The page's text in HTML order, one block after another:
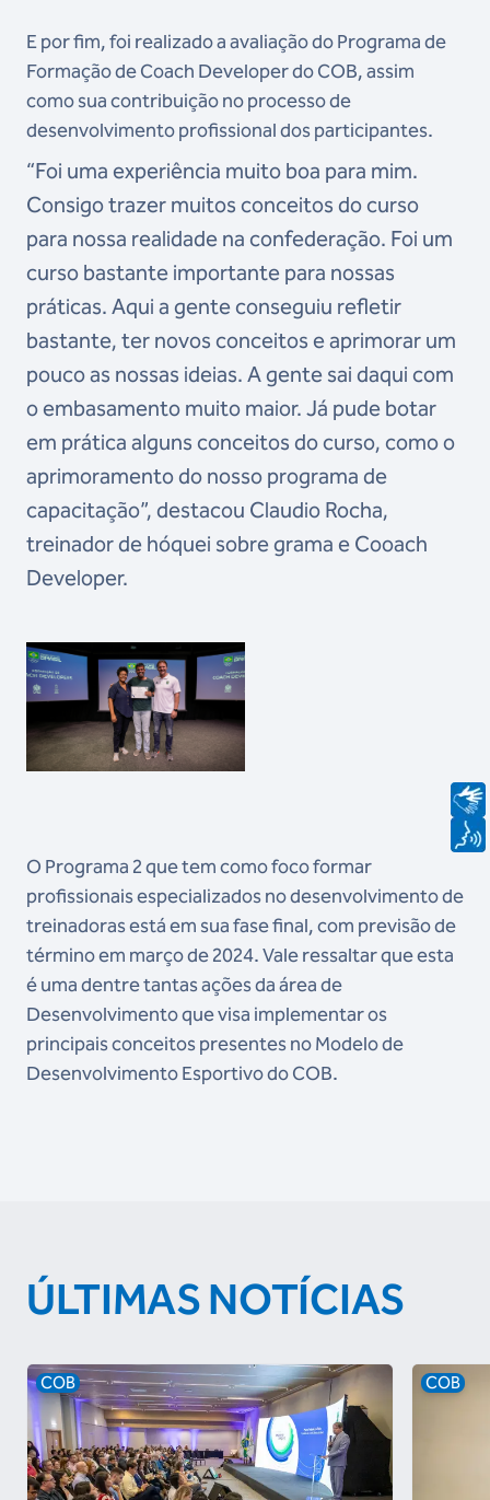
E por fim, foi realizado a avaliação do Programa de
Formação de Coach Developer do COB, assim
como sua contribuição no processo de
desenvolvimento profissional dos participantes.
“Foi uma experiência muito boa para mim.
Consigo trazer muitos conceitos do curso
para nossa realidade na confederação. Foi um
curso bastante importante para nossas
práticas. Aqui a gente conseguiu refletir
bastante, ter novos conceitos e aprimorar um
pouco as nossas ideias. A gente sai daqui com
o embasamento muito maior. Já pude botar
em prática alguns conceitos do curso, como o
aprimoramento do nosso programa de
capacitação”, destacou Claudio Rocha,
treinador de hóquei sobre grama e Cooach
Developer.
O Programa 2 que tem como foco formar
profissionais especializados no desenvolvimento de
treinadoras está em sua fase final, com previsão de
término em março de 2024. Vale ressaltar que esta
é uma dentre tantas ações da área de
Desenvolvimento que visa implementar os
principais conceitos presentes no Modelo de
Desenvolvimento Esportivo do COB.
ÚLTIMAS NOTÍCIAS
COB COB